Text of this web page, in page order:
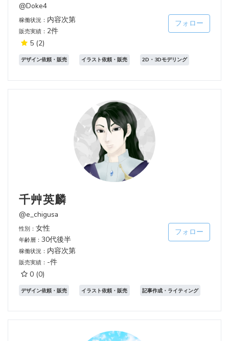
@Doke4
稼働状況： 内容次第
販売実績： 2件
5 (2)
フォロー
デザイン依頼・販売 イラスト依頼・販売 2D・3Dモデリング
千艸英麟
@e_chigusa
性別： 女性
年齢層： 30代後半
稼働状況： 内容次第
販売実績： -件
0 (0)
フォロー
デザイン依頼・販売 イラスト依頼・販売 記事作成・ライティング